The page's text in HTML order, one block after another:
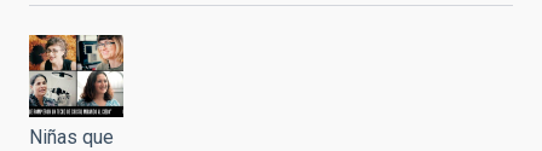
Niñas que